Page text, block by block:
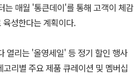
는 매월 '통큰데이'를 통해 고객이 체감
성한다는 계획이다.
열리는 '올영세일' 등 정기 할인 행사
리별 주요 제품 큐레이션 및 멤버십